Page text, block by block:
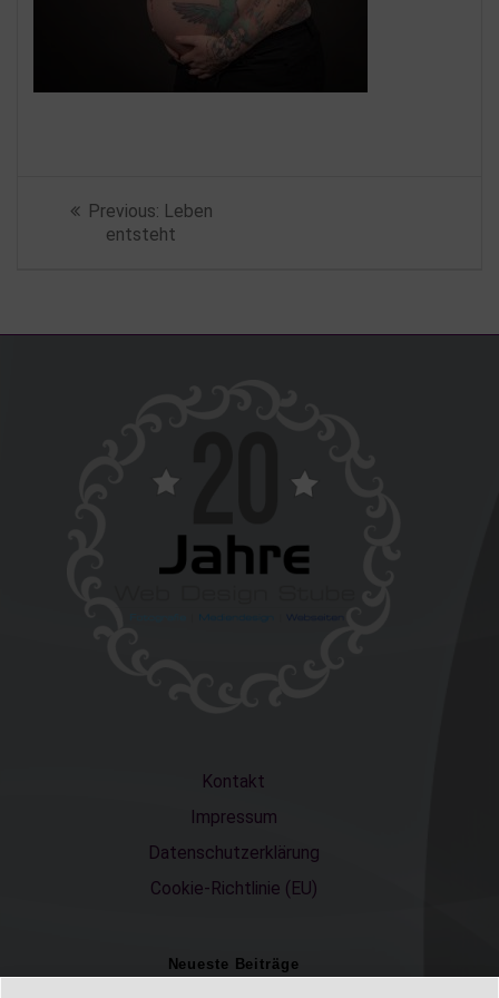
Beitragsnavigation
Previous: Previous
post:
Leben
entsteht
Kontakt
Impressum
Datenschutzerklärung
Cookie-Richtlinie (EU)
Neueste Beiträge